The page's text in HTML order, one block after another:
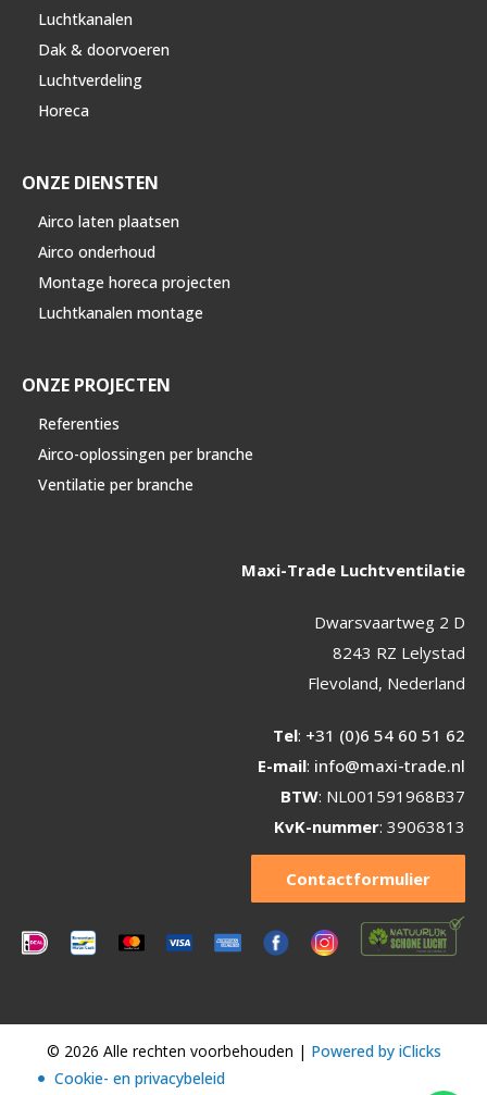
Luchtkanalen
Dak & doorvoeren
Luchtverdeling
Horeca
ONZE DIENSTEN
Airco laten plaatsen
Airco onderhoud
Montage horeca projecten
Luchtkanalen montage
ONZE PROJECTEN
Referenties
Airco-oplossingen per branche
Ventilatie per branche
Maxi-Trade Luchtventilatie
Dwarsvaartweg 2 D
8243 RZ Lelystad
Flevoland, Nederland
Tel: +31 (0)6 54 60 51 62
E-mail: info@maxi-trade.nl
BTW: NL001591968B37
KvK-nummer: 39063813
Contactformulier
© 2026 Alle rechten voorbehouden | Powered by iClicks
Cookie- en privacybeleid